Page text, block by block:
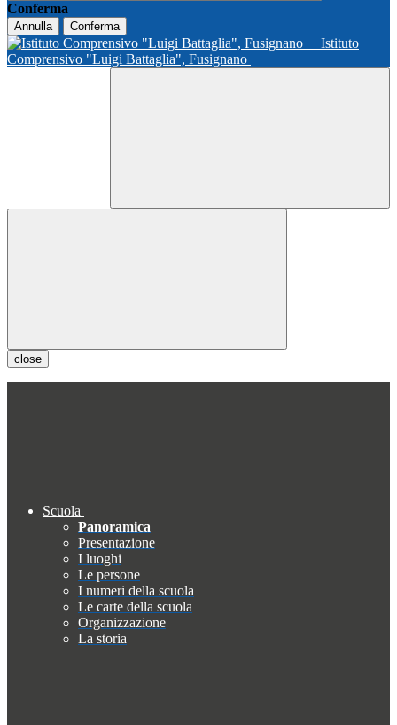
Conferma
Annulla Conferma
Istituto
Comprensivo "Luigi Battaglia", Fusignano
close
Scuola
Panoramica
Presentazione
I luoghi
Le persone
I numeri della scuola
Le carte della scuola
Organizzazione
La storia